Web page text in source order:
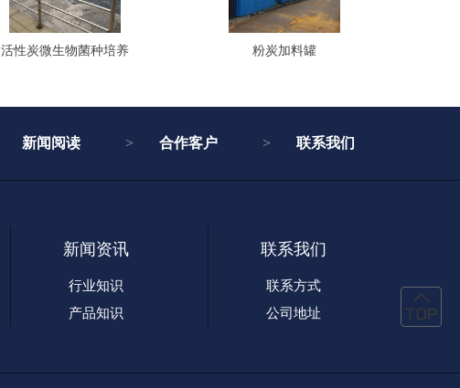
活性炭微生物菌种培养 粉炭加料罐
新闻阅读 合作客户 联系我们
新闻资讯
行业知识
产品知识
联系我们
联系方式
公司地址